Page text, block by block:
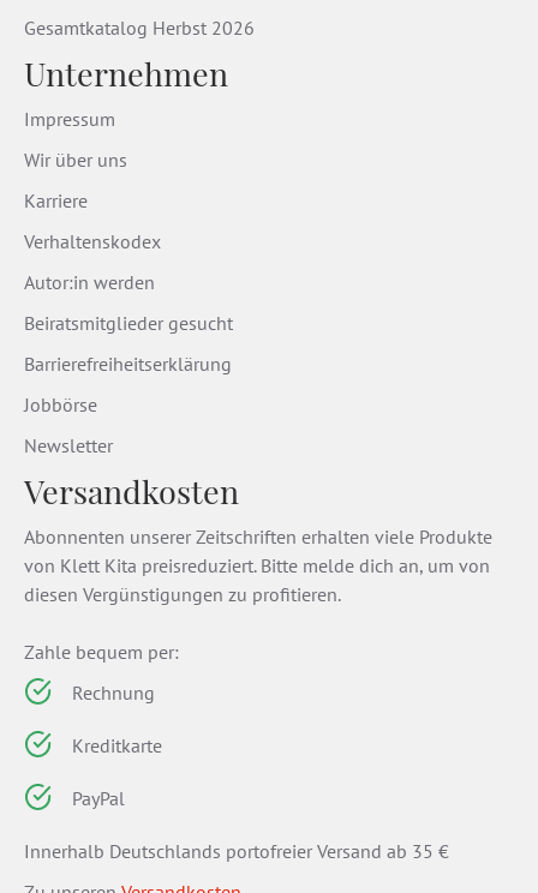
Gesamtkatalog Herbst 2026
Unternehmen
Impressum
Wir über uns
Karriere
Verhaltenskodex
Autor:in werden
Beiratsmitglieder gesucht
Barrierefreiheitserklärung
Jobbörse
Newsletter
Versandkosten
Abonnenten unserer Zeitschriften erhalten viele Produkte
von Klett Kita preisreduziert. Bitte melde dich an, um von
diesen Vergünstigungen zu profitieren.
Zahle bequem per:
Rechnung
Kreditkarte
PayPal
Innerhalb Deutschlands portofreier Versand ab 35 €